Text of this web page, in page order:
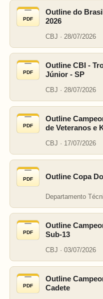
PDF
Outline do
2026
CBJ · 28/07/2026
PDF
Outline CBI -
Júnior - SP
CBJ · 28/07/2026
PDF
Outline
de Veteranos e
CBJ · 17/07/2026
PDF Outline Copa
Departamento
PDF
Outline
Sub-13
CBJ · 03/07/2026
PDF
Outline
Cadete